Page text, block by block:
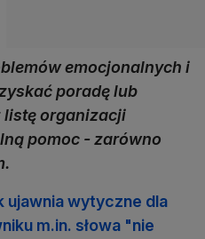
emocjonalnych i
poradę lub
listę organizacji
pomoc - zarówno
ujawnia wytyczne dla
m.in. słowa "nie